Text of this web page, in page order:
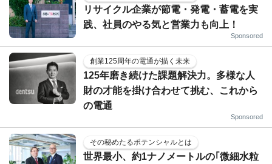
リサイクル企業が節電・発電・蓄電を実
践、社員のやる気と営業力も向上！
Sponsored
創業125周年の電通が描く未来
125年磨き続けた課題解決力。多様な人
財の才能を掛け合わせて挑む、これから
の電通
Sponsored
その秘めたるポテンシャルとは
世界最小、約1ナノメートルの｢微細水粒